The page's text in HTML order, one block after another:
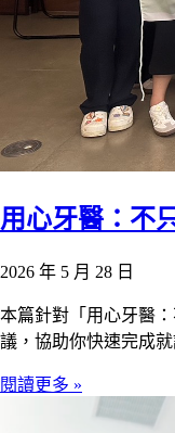
用心牙醫：不
2026 年 5 月 28 日
本篇針對「用心牙醫
議，協助你快速完成就
閱讀更多 »